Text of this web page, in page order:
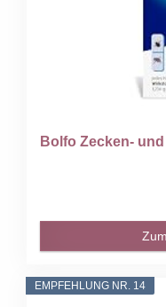
Bolfo Zecken-
EMPFEHLUNG NR. 14